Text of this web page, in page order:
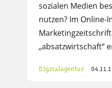
sozialen Medien
nutzen? Im Online-
Marketingzeitschrift
„absatzwirtschaft“
Digitalagentur